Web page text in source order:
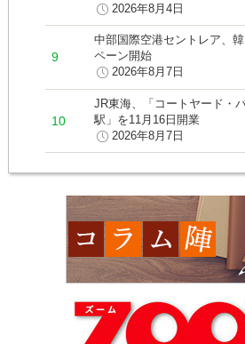
2026年8月4日
中部国際空港セントレア、
ペーン開始
2026年8月7日
JR東海、「コートヤード・
駅」を11月16日開業
2026年8月7日